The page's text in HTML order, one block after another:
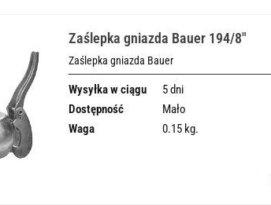
Zaślepka gniazda Bauer 194/8"
Zaślepka gniazda Bauer
Wysyłka w ciągu
5 dni
Dostępność
Mało
Waga
0.15 kg.